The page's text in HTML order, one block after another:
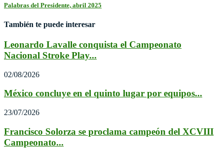
Palabras del Presidente, abril 2025
También te puede interesar
Leonardo Lavalle conquista el Campeonato
Nacional Stroke Play...
02/08/2026
México concluye en el quinto lugar por equipos...
23/07/2026
Francisco Solorza se proclama campeón del XCVIII
Campeonato...